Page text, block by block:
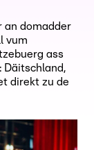
an domadder
vum
ass
Däitschland,
direkt zu de